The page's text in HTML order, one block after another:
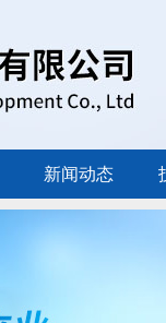
新闻动态